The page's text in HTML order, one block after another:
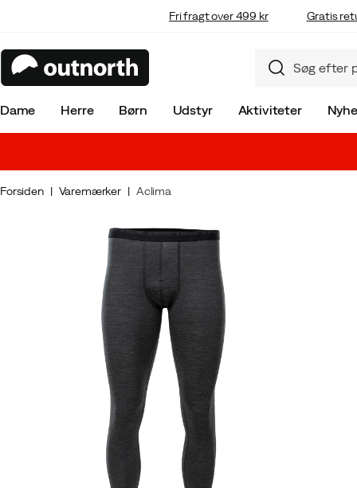
Fri fragt over 499 kr Gratis
Dame Herre Børn Udstyr Aktiviteter
Forsiden Varemærker Aclima